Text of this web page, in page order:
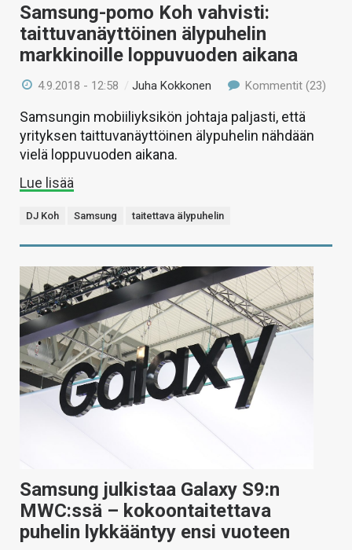
HAKU
Samsung-pomo Koh vahvisti:
taittuvanäyttöinen älypuhelin
markkinoille loppuvuoden aikana
4.9.2018 - 12:58 /Juha Kokkonen Kommentit (23)
Samsungin mobiiliyksikön johtaja paljasti, että
yrityksen taittuvanäyttöinen älypuhelin nähdään
vielä loppuvuoden aikana.
Lue lisää
DJ Koh Samsung taitettava älypuhelin
Samsung julkistaa Galaxy S9:n
MWC:ssä – kokoontaitettava
puhelin lykkääntyy ensi vuoteen